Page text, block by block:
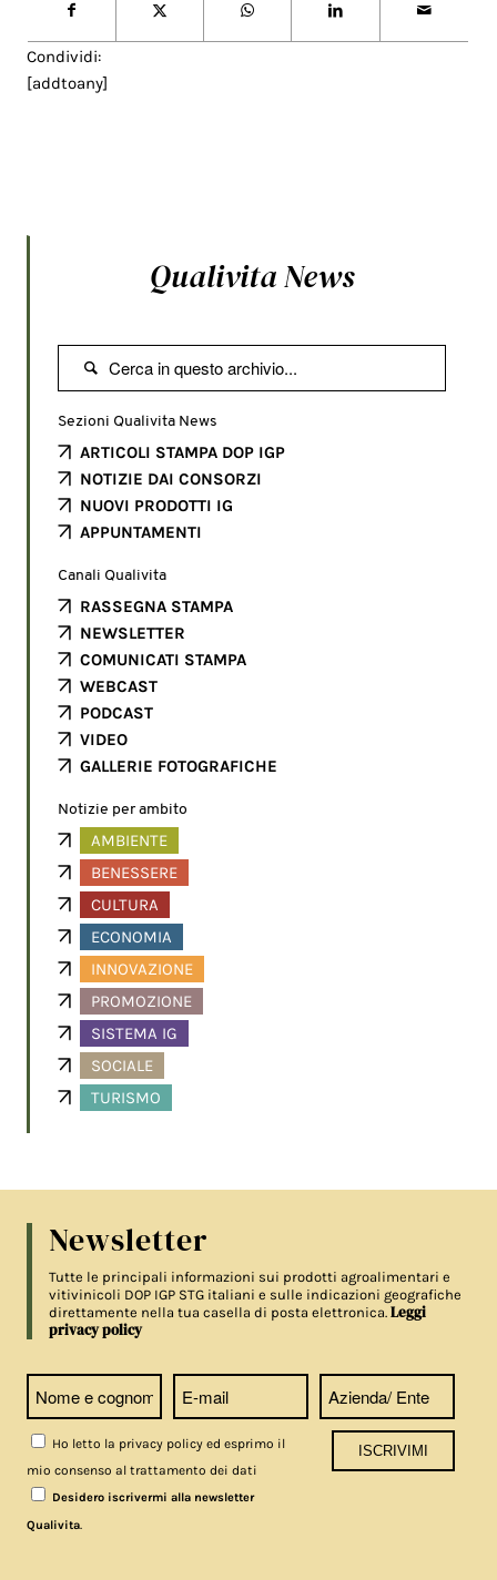
Condividi:
[addtoany]
Qualivita News

Sezioni Qualivita News
ARTICOLI STAMPA DOP IGP
NOTIZIE DAI CONSORZI
NUOVI PRODOTTI IG
APPUNTAMENTI
Canali Qualivita
RASSEGNA STAMPA
NEWSLETTER
COMUNICATI STAMPA
WEBCAST
PODCAST
VIDEO
GALLERIE FOTOGRAFICHE
Notizie per ambito
AMBIENTE
BENESSERE
CULTURA
ECONOMIA
INNOVAZIONE
PROMOZIONE
SISTEMA IG
SOCIALE
TURISMO
Newsletter
Tutte le principali informazioni sui prodotti agroalimentari e
vitivinicoli DOP IGP STG italiani e sulle indicazioni geografiche
direttamente nella tua casella di posta elettronica.Leggi
privacy policy
Ho letto la privacy policy ed esprimo il
mio consenso al trattamento dei dati
Desidero iscrivermi alla newsletter
Qualivita.